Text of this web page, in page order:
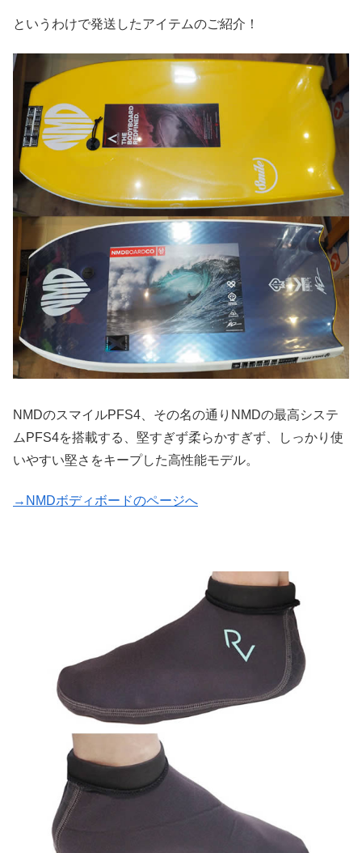
というわけで発送したアイテムのご紹介！
NMDのスマイルPFS4、その名の通りNMDの最高システ
ムPFS4を搭載する、堅すぎず柔らかすぎず、しっかり使
いやすい堅さをキープした高性能モデル。
→NMDボディボードのページへ